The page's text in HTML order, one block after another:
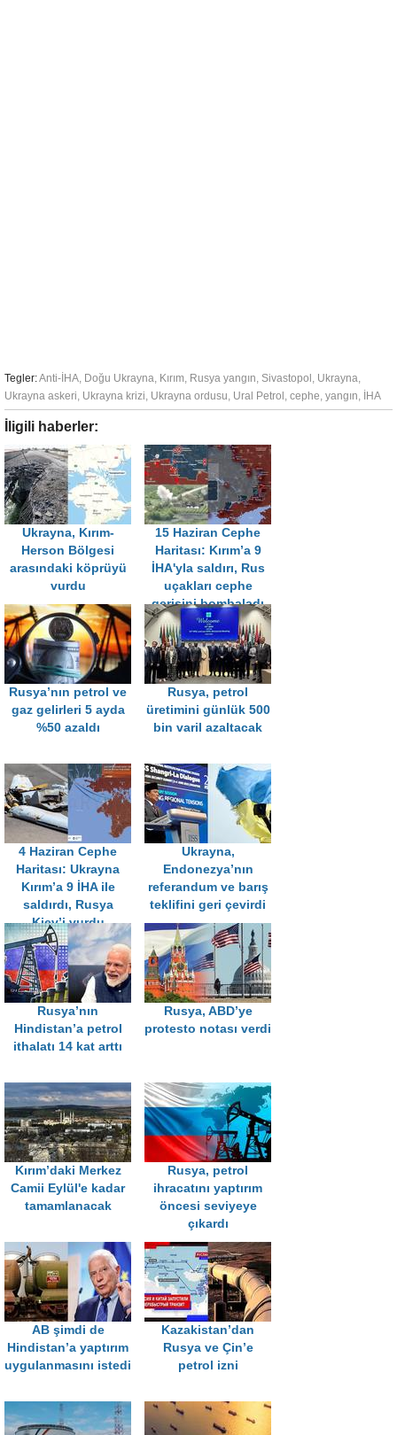
Tegler:Anti-İHA, Doğu Ukrayna, Kırım, Rusya yangın, Sivastopol , Ukrayna,
Ukrayna askeri, Ukrayna krizi, Ukrayna ordusu, Ural Petrol , cephe, yangın, İHA
İligili haberler:
Ukrayna, Kırım-
Herson Bölgesi
arasındaki köprüyü
vurdu
15 Haziran Cephe
Haritası: Kırım’a 9
İHA'yla saldırı, Rus
uçakları cephe
gerisini bombaladı
Rusya’nın petrol ve
gaz gelirleri 5 ayda
%50 azaldı
Rusya, petrol
üretimini günlük 500
bin varil azaltacak
4 Haziran Cephe
Haritası: Ukrayna
Kırım’a 9 İHA ile
saldırdı, Rusya
Kiev’i vurdu
Ukrayna,
Endonezya’nın
referandum ve barış
teklifini geri çevirdi
Rusya’nın
Hindistan’a petrol
ithalatı 14 kat arttı
Rusya, ABD’ye
protesto notası verdi
Kırım’daki Merkez
Camii Eylül'e kadar
tamamlanacak
Rusya, petrol
ihracatını yaptırım
öncesi seviyeye
çıkardı
AB şimdi de
Hindistan’a yaptırım
uygulanmasını istedi
Kazakistan’dan
Rusya ve Çin’e
petrol izni